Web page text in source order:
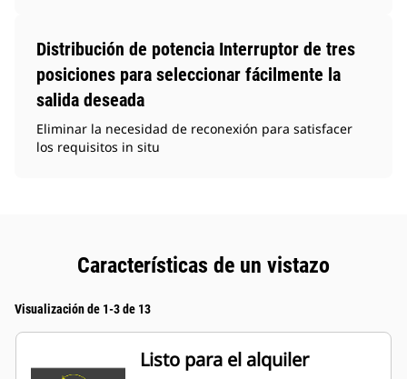
Distribución de potencia Interruptor de tres
posiciones para seleccionar fácilmente la
salida deseada
Eliminar la necesidad de reconexión para satisfacer
los requisitos in situ
Características de un vistazo
Visualización de 1-3 de 13
Listo para el alquiler